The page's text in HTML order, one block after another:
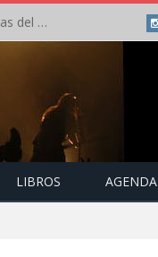
Crónica: Arch Enemy brilla en la segunda jornada del Leyendas del Rock – Jueves – Agosto 2026
LIBROS AGENDA